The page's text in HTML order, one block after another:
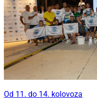
Od 11. do 14. kolovoza